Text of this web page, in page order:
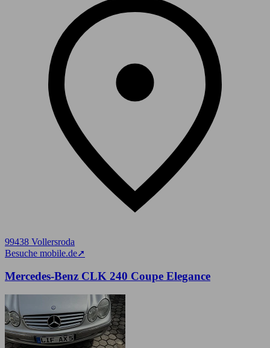
99438 Vollersroda
Besuche mobile.de➚
Mercedes-Benz CLK 240 Coupe Elegance